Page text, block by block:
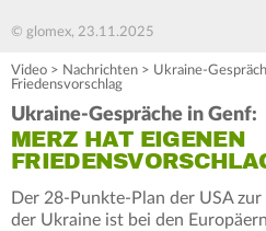
© glomex, 23.11.2025
Video > Nachrichten > Ukraine-
Friedensvorschlag
Ukraine-Gespräche in Genf:
MERZ HAT EIGENEN
Der 28-Punkte-Plan der USA
der Ukraine ist bei den